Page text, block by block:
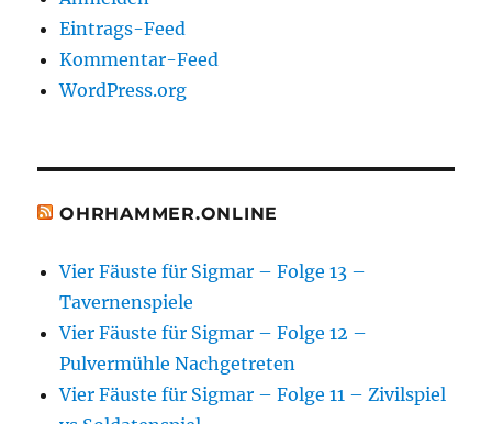
Eintrags-Feed
Kommentar-Feed
WordPress.org
OHRHAMMER.ONLINE
Vier Fäuste für Sigmar – Folge 13 –
Tavernenspiele
Vier Fäuste für Sigmar – Folge 12 –
Pulvermühle Nachgetreten
Vier Fäuste für Sigmar – Folge 11 – Zivilspiel